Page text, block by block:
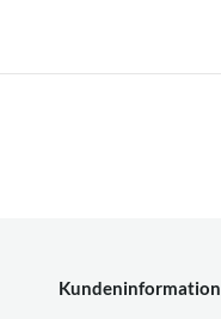
Kundeninformation